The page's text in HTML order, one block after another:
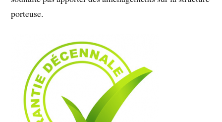
porteuse.